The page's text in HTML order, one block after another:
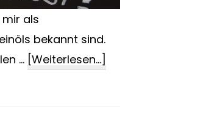
als
bekannt sind.
… [Weiterlesen...]